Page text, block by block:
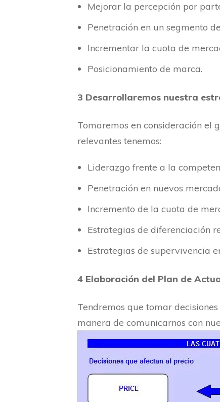
Mejorar la percepción por
Penetración en un segmento
Incrementar la cuota de
Posicionamiento de marca.
3 Desarrollaremos nuestra
Tomaremos en consideración el
relevantes tenemos:
Liderazgo frente a la
Penetración en nuevos
Incremento de la cuota de
Estrategias de diferenciación
Estrategias de supervivencia
4 Elaboración del Plan de
Tendremos que tomar
manera de comunicarnos con